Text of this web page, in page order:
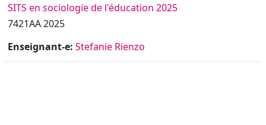
SITS en sociologie de l'éducation 2025
7421AA 2025
Enseignant-e: Stefanie Rienzo